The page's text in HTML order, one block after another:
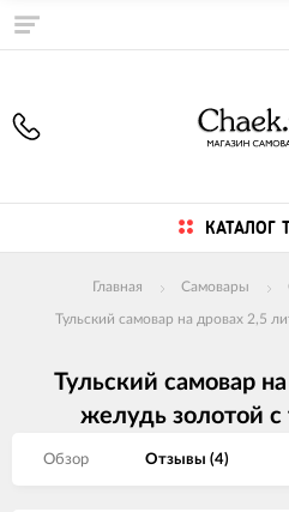
КАТАЛОГ
Главная Самовары
Тульский самовар на дровах 2,5
Тульский самовар
желудь золотой
Обзор Отзывы (4)